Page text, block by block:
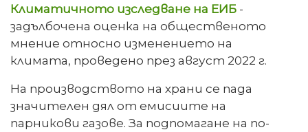
Климатичното изследване на ЕИБ -
задълбочена оценка на общественото
мнение относно изменението на
климата, проведено през август 2022 г.
На производството на храни се пада
значителен дял от емисиите на
парникови газове. За подпомагане на по-